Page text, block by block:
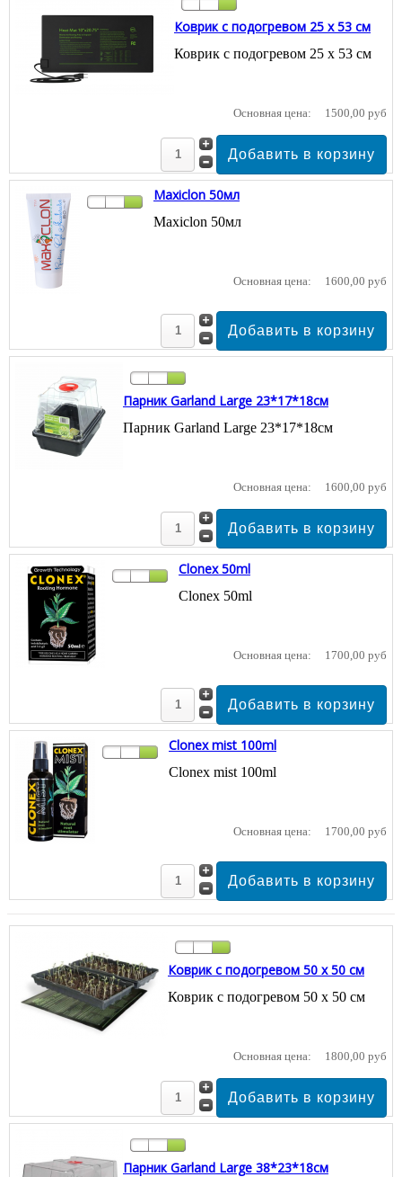
Коврик с подогревом 25 x 53 см
Коврик с подогревом 25 x 53 см
Основная цена: 1500,00 руб
Maxiclon 50мл
Maxiclon 50мл
Основная цена: 1600,00 руб
Парник Garland Large 23*17*18см
Парник Garland Large 23*17*18см
Основная цена: 1600,00 руб
Clonex 50ml
Clonex 50ml
Основная цена: 1700,00 руб
Clonex mist 100ml
Clonex mist 100ml
Основная цена: 1700,00 руб
Коврик с подогревом 50 х 50 см
Коврик с подогревом 50 х 50 см
Основная цена: 1800,00 руб
Парник Garland Large 38*23*18см